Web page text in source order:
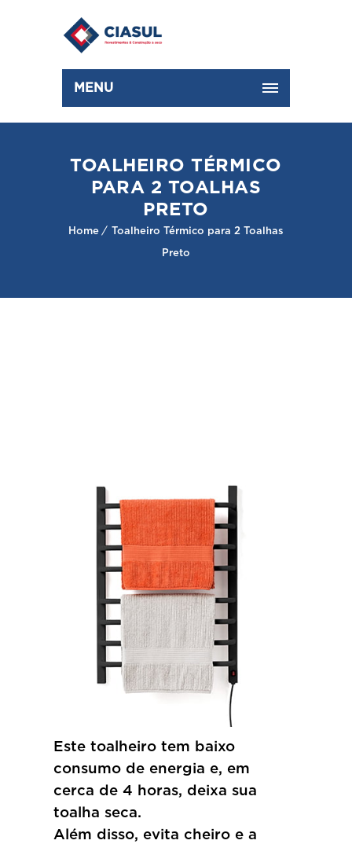
MENU
TOALHEIRO TÉRMICO
PARA 2 TOALHAS
PRETO
Home
Toalheiro Térmico para 2 Toalhas
Preto
Este toalheiro tem baixo
consumo de energia e, em
cerca de 4 horas, deixa sua
toalha seca.
Além disso, evita cheiro e a